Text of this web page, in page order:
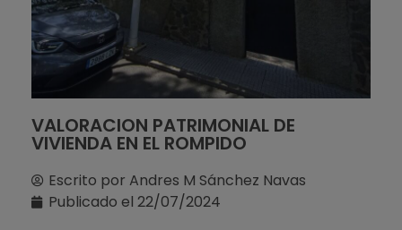
VALORACION PATRIMONIAL DE
VIVIENDA EN EL ROMPIDO
Escrito por Andres M Sánchez Navas
Publicado el 22/07/2024